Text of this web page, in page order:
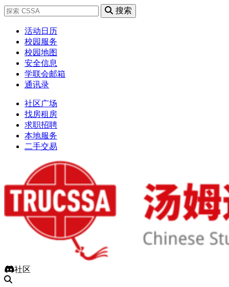
搜索
活动日历
校园服务
校园地图
安全信息
学联会邮箱
通讯录
社区广场
找房租房
求职招聘
本地服务
二手交易
社区